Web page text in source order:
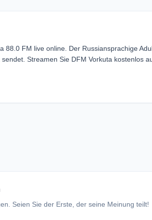
88.0 FM live online. Der Russiansprachige
Streamen Sie DFM Vorkuta kostenlos
Seien Sie der Erste, der seine Meinung teilt!